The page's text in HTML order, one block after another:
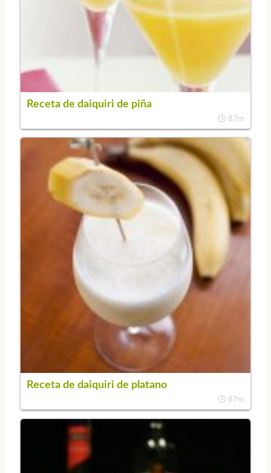
Receta de daiquiri de piña
87m
Receta de daiquiri de platano
87m